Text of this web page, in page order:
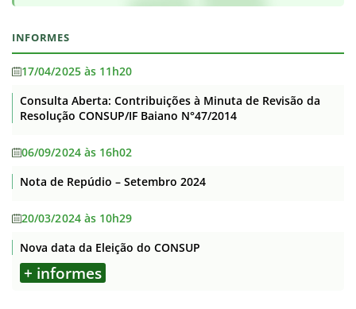
INFORMES
17/04/2025 às 11h20
Consulta Aberta: Contribuições à Minuta de Revisão da
Resolução CONSUP/IF Baiano N°47/2014
06/09/2024 às 16h02
Nota de Repúdio – Setembro 2024
20/03/2024 às 10h29
Nova data da Eleição do CONSUP
+ informes